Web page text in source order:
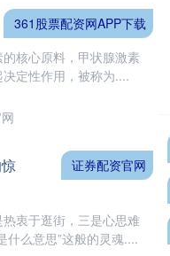
核心原料，甲状腺激素
定性作用，被称为....
361股票配资网APP下载
衷于逛街，三是心思难
什么意思”这般的灵魂....
证券配资官网